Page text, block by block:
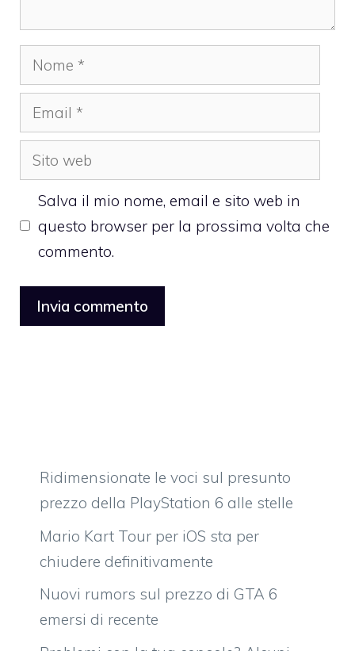
Nome
Email
Sito
web
Salva il mio nome, email e sito web in
questo browser per la prossima volta che
commento.
Ridimensionate le voci sul presunto
prezzo della PlayStation 6 alle stelle
Mario Kart Tour per iOS sta per
chiudere definitivamente
Nuovi rumors sul prezzo di GTA 6
emersi di recente